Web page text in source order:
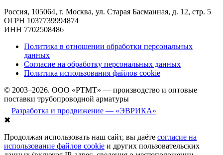
Россия, 105064, г. Москва, ул. Старая Басманная, д. 12, стр. 5
ОГРН 1037739994874
ИНН 7702508486
Политика в отношении обработки персональных
данных
Согласие на обработку персональных данных
Политика использования файлов cookie
© 2003–2026. ООО «РТМТ» — производство и оптовые
поставки трубопроводной арматуры
Разработка и продвижение — «ЭВРИКА»
✖
Продолжая использовать наш сайт, вы даёте согласие на
использование файлов cookie и других пользовательских